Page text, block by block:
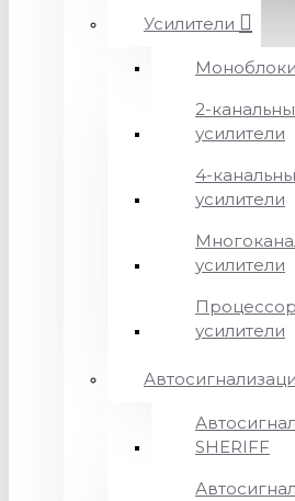
Усилители
Моноблоки
2-
усилители
4-
усилители
усилители
усилители
SHERIFF